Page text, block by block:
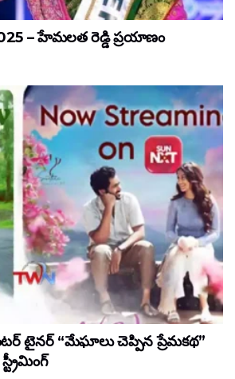
– హేమలత రెడ్డి ప్రయాణం
టైనర్ “మేఘాలు చెప్పిన ప్రేమకథ”